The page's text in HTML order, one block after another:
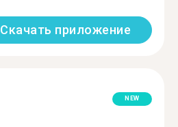
Скачать приложение
NEW